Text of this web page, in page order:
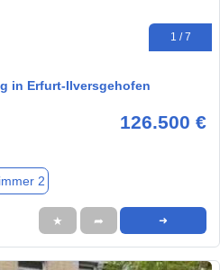
1 / 7
in Erfurt-Ilversgehofen
126.500 €
2
★ ➦ ➜